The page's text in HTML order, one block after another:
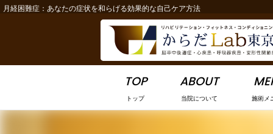
月経困難症：あなたの症状を和らげる効果的な自己ケア方法
TOP
トップ
ABOUT
当院について 施術メ